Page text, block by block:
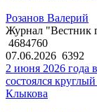
Розанов Валерий
Журнал "Вестник
4684760
07.06.2026 6392
2 июня 2026 года
состоялся
Клыкова